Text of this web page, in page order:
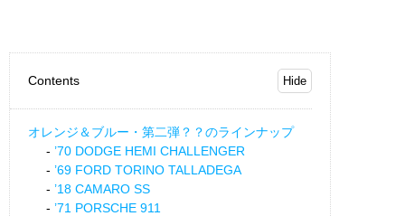
Contents
オレンジ＆ブルー・第二弾？？のラインナップ
’70 DODGE HEMI CHALLENGER
’69 FORD TORINO TALLADEGA
’18 CAMARO SS
’71 PORSCHE 911